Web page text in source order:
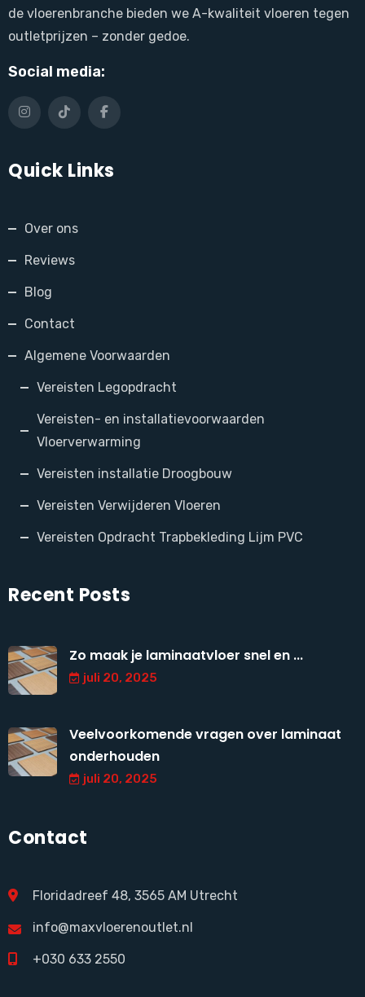
de vloerenbranche bieden we A-kwaliteit vloeren tegen
outletprijzen – zonder gedoe.
Social media:
Quick Links
Over ons
Reviews
Blog
Contact
Algemene Voorwaarden
Vereisten Legopdracht
Vereisten- en installatievoorwaarden
Vloerverwarming
Vereisten installatie Droogbouw
Vereisten Verwijderen Vloeren
Vereisten Opdracht Trapbekleding Lijm PVC
Recent Posts
Zo maak je laminaatvloer snel en ...
juli 20, 2025
Veelvoorkomende vragen over laminaat
onderhouden
juli 20, 2025
Contact
Floridadreef 48, 3565 AM Utrecht
info@maxvloerenoutlet.nl
+030 633 2550